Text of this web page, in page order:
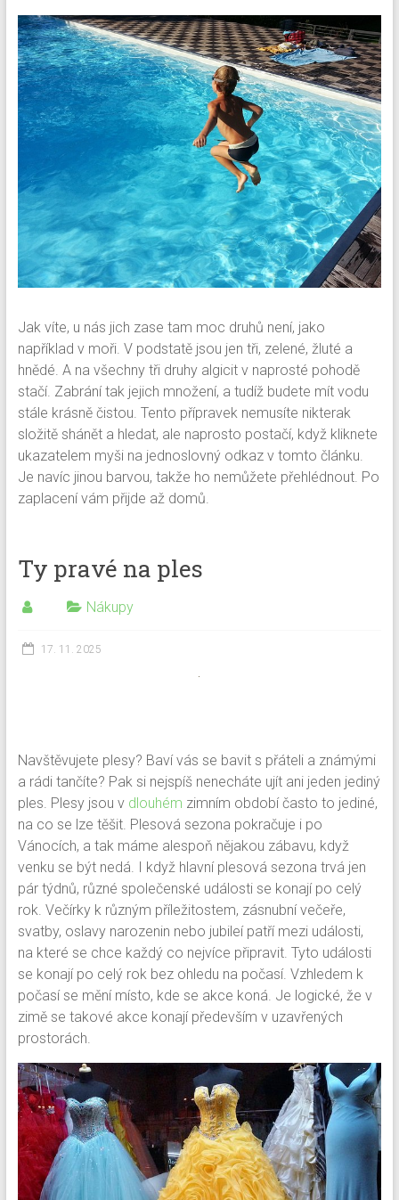
Jak víte, u nás jich zase tam moc druhů není, jako
například v moři. V podstatě jsou jen tři, zelené, žluté a
hnědé. A na všechny tři druhy algicit v naprosté pohodě
stačí. Zabrání tak jejich množení, a tudíž budete mít vodu
stále krásně čistou. Tento přípravek nemusíte nikterak
složitě shánět a hledat, ale naprosto postačí, když kliknete
ukazatelem myši na jednoslovný odkaz v tomto článku.
Je navíc jinou barvou, takže ho nemůžete přehlédnout. Po
zaplacení vám přijde až domů.
Ty pravé na ples
Nákupy
17. 11. 2025
Navštěvujete plesy? Baví vás se bavit s přáteli a známými
a rádi tančíte? Pak si nejspíš nenecháte ujít ani jeden jediný
ples. Plesy jsou vdlouhém zimním období často to jediné,
na co se lze těšit. Plesová sezona pokračuje i po
Vánocích, a tak máme alespoň nějakou zábavu, když
venku se být nedá. I když hlavní plesová sezona trvá jen
pár týdnů, různé společenské události se konají po celý
rok. Večírky k různým příležitostem, zásnubní večeře,
svatby, oslavy narozenin nebo jubileí patří mezi události,
na které se chce každý co nejvíce připravit. Tyto události
se konají po celý rok bez ohledu na počasí. Vzhledem k
počasí se mění místo, kde se akce koná. Je logické, že v
zimě se takové akce konají především v uzavřených
prostorách.